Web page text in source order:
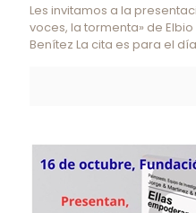
Les invitamos a la
voces, la tormenta» de
Benítez La cita es para el